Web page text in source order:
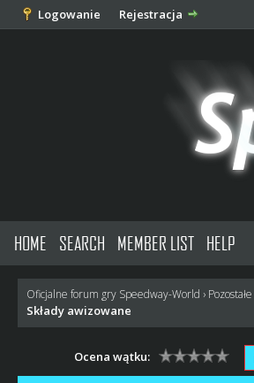
Logowanie Rejestracja
HOME SEARCH MEMBER LIST HELP
Oficjalne forum gry Speedway-World › Pozostałe
Składy awizowane
Ocena wątku: